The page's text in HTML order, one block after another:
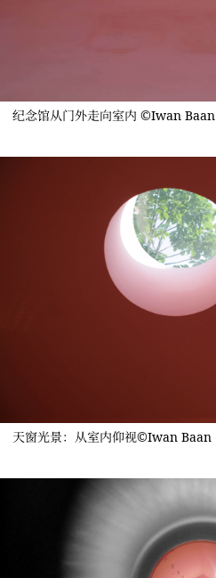
纪念馆从门外走向室内 ©Iwan Baan
天窗光景：从室内仰视©Iwan Baan